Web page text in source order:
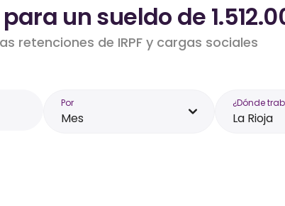
un sueldo de
retenciones de IRPF y cargas sociales
Por
Mes
¿Dónde
La Rioja